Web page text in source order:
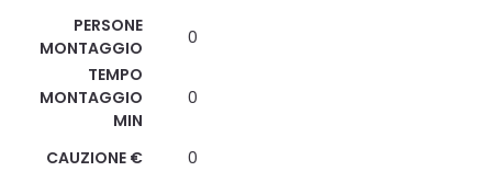
PERSONE
MONTAGGIO
0
TEMPO
MONTAGGIO
MIN
0
CAUZIONE € 0